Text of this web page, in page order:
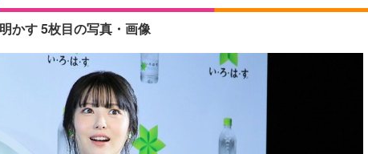
かす 5枚目の写真・画像